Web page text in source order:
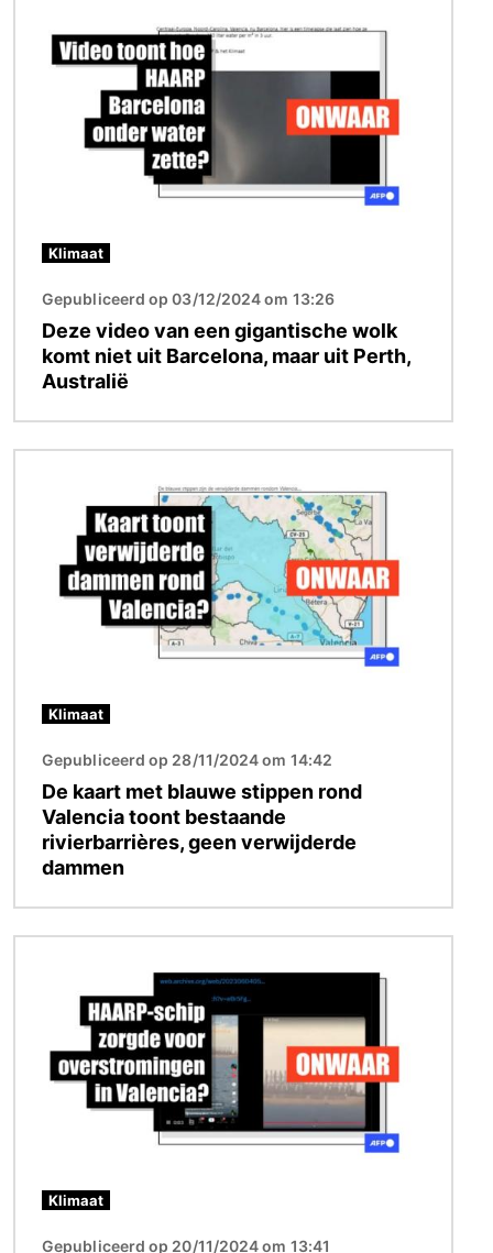
Klimaat
Gepubliceerd op 03/12/2024 om 13:26
Deze video van een gigantische wolk
komt niet uit Barcelona, maar uit Perth,
Australië
Klimaat
Gepubliceerd op 28/11/2024 om 14:42
De kaart met blauwe stippen rond
Valencia toont bestaande
rivierbarrières, geen verwijderde
dammen
Klimaat
Gepubliceerd op 20/11/2024 om 13:41